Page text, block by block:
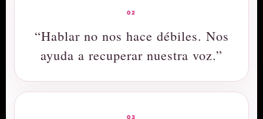
02
“Hablar no nos hace débiles. Nos
ayuda a recuperar nuestra voz.”
03